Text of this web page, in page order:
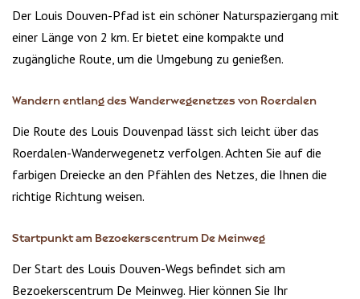
Der Louis Douven-Pfad ist ein schöner Naturspaziergang mit
einer Länge von 2 km. Er bietet eine kompakte und
zugängliche Route, um die Umgebung zu genießen.
Wandern entlang des Wanderwegenetzes von Roerdalen
Die Route des Louis Douvenpad lässt sich leicht über das
Roerdalen-Wanderwegenetz verfolgen. Achten Sie auf die
farbigen Dreiecke an den Pfählen des Netzes, die Ihnen die
richtige Richtung weisen.
Startpunkt am Bezoekerscentrum De Meinweg
Der Start des Louis Douven-Wegs befindet sich am
Bezoekerscentrum De Meinweg. Hier können Sie Ihr